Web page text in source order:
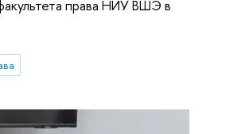
права НИУ ВШЭ в